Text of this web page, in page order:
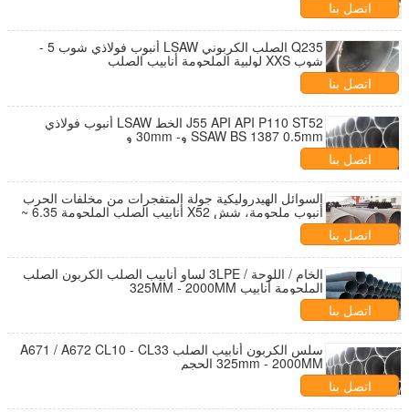
اتصل بنا
Q235 الصلب الكربوني LSAW أنبوب فولاذي شوب 5 -
شوب XXS لولبية الملحومة أنابيب الصلب
اتصل بنا
J55 API API P110 ST52 الخط LSAW أنبوب فولاذي
SSAW BS 1387 0.5mm و- 30mm و
اتصل بنا
السوائل الهيدروليكية جولة المتفجرات من مخلفات الحرب
أنبوب ملحومة، شش X52 أنابيب الصلب الملحومة 6.35 ~
50MM
اتصل بنا
الخام / اللوحة / 3LPE لساو أنابيب الصلب الكربون الصلب
الملحومة أنابيب 325MM - 2000MM
اتصل بنا
سلس الكربون أنابيب الصلب A671 / A672 CL10 - CL33
325mm - 2000MM الحجم
اتصل بنا